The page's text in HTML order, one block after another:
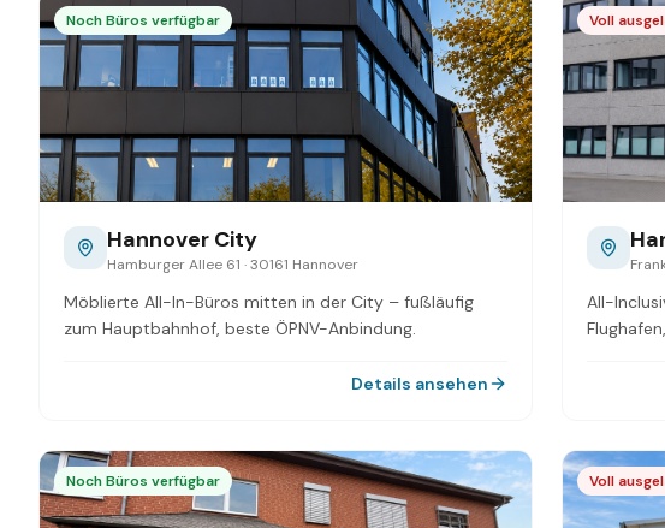
Noch Büros verfügbar
Hannover City
Hamburger Allee 61 · 30161 Hannover
Möblierte All-In-Büros mitten in der City – fußläufig
zum Hauptbahnhof, beste ÖPNV-Anbindung.
Details ansehen
Voll
All-
Noch Büros verfügbar Voll